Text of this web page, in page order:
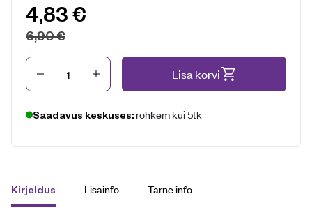
4,83€
6,90€
Kogus Lisa korvi
Saadavus keskuses: rohkem kui 5tk
Kirjeldus Lisainfo Tarne info